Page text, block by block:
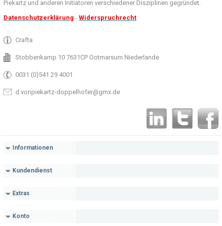
Piekartz und anderen Initiatoren verschiedener Disziplinen gegründet.
Datenschutzerklärung -Widerspruchrecht
Crafta
Stobbenkamp 10 7631CP Ootmarsum Niederlande
0031 (0)541 29 4001
d.vonpiekartz-doppelhofer@gmx.de
Informationen
Kundendienst
Extras
Konto